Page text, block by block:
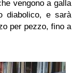
vengono a galla
diabolico, e sarà
per pezzo, fino a